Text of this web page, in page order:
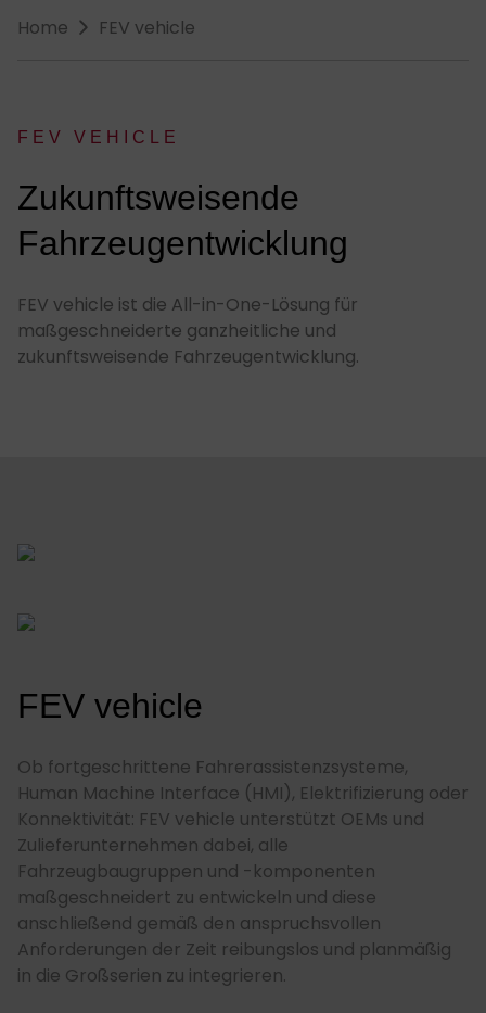
Breadcrumb-Navigation
Home FEV vehicle
FEV VEHICLE
:
Zukunftsweisende
Fahrzeugentwicklung
FEV vehicle ist die All-in-One-Lösung für
maßgeschneiderte ganzheitliche und
zukunftsweisende Fahrzeugentwicklung.
FEV vehicle
Ob fortgeschrittene Fahrerassistenzsysteme,
Human Machine Interface (HMI), Elektrifizierung oder
Konnektivität: FEV vehicle unterstützt OEMs und
Zulieferunternehmen dabei, alle
Fahrzeugbaugruppen und -komponenten
maßgeschneidert zu entwickeln und diese
anschließend gemäß den anspruchsvollen
Anforderungen der Zeit reibungslos und planmäßig
in die Großserien zu integrieren.